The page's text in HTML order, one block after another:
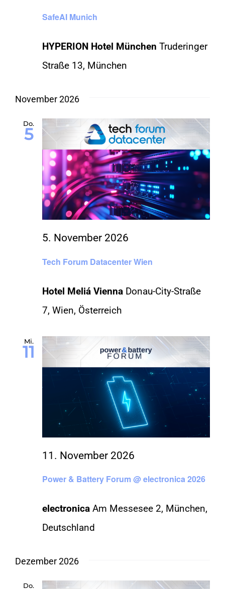
SafeAI Munich
HYPERION Hotel München Truderinger
Straße 13, München
November 2026
Do.
5
Tech Forum Datacenter Wien
5. November 2026
Hotel Meliá Vienna Donau-City-Straße
7, Wien, Österreich
Mi.
11
Power & Battery Forum @ electronica 2026
11. November 2026
electronica Am Messesee 2, München,
Deutschland
Dezember 2026
Do.